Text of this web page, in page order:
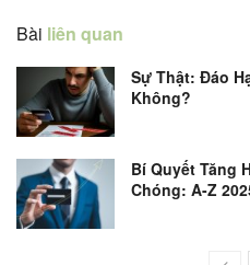
Bài liên quan
Sự Thật: Đáo
Không?
Bí Quyết Tăng
Chóng: A-Z